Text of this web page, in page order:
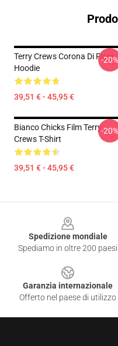
Terry Crews Corona Di Fiore
Hoodie
39,51 € - 45,95 €
-20%
Bianco Chicks Film Terry
Crews T-Shirt
39,51 € - 45,95 €
-20%
Spedizione mondiale
Spediamo in oltre 200 paesi
Garanzia internazionale
Offerto nel paese di utilizzo